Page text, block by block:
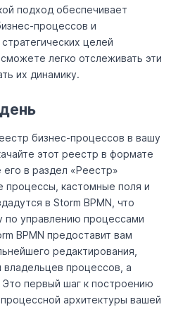
подход обеспечивает
процессов и
целей
легко отслеживать эти
их динамику.
бизнес-процессов в вашу
этот реестр в формате
в раздел «Реестр»
процессы, кастомные поля и
в Storm BPMN, что
по управлению процессами
BPMN предоставит вам
редактирования,
владельцев процессов, а
Это первый шаг к построению
архитектуры вашей